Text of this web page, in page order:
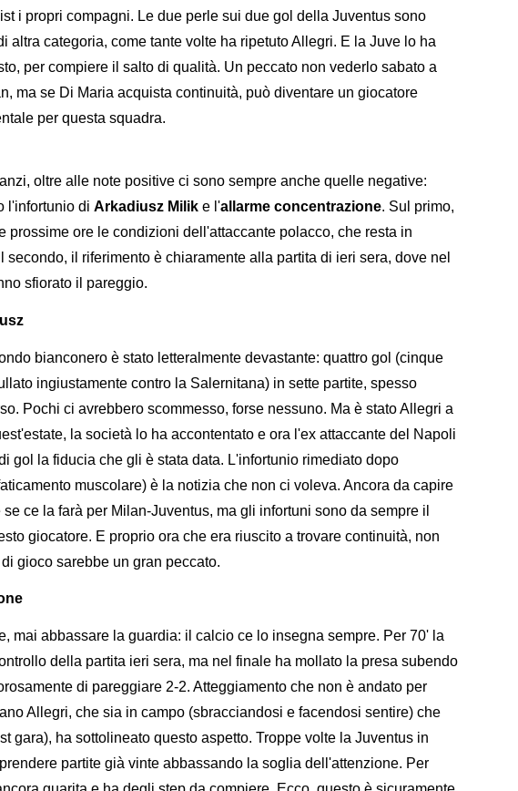
i propri compagni. Le due perle sui due gol della Juventus sono
altra categoria, come tante volte ha ripetuto Allegri. E la Juve lo ha
per compiere il salto di qualità. Un peccato non vederlo sabato a
ma se Di Maria acquista continuità, può diventare un giocatore
per questa squadra.
oltre alle note positive ci sono sempre anche quelle negative:
l'infortunio di Arkadiusz Milik e l'allarme concentrazione. Sul primo,
prossime ore le condizioni dell'attaccante polacco, che resta in
secondo, il riferimento è chiaramente alla partita di ieri sera, dove nel
sfiorato il pareggio.
bianconero è stato letteralmente devastante: quattro gol (cinque
ingiustamente contro la Salernitana) in sette partite, spesso
Pochi ci avrebbero scommesso, forse nessuno. Ma è stato Allegri a
la società lo ha accontentato e ora l'ex attaccante del Napoli
gol la fiducia che gli è stata data. L'infortunio rimediato dopo
muscolare) è la notizia che non ci voleva. Ancora da capire
ce la farà per Milan-Juventus, ma gli infortuni sono da sempre il
giocatore. E proprio ora che era riuscito a trovare continuità, non
gioco sarebbe un gran peccato.
mai abbassare la guardia: il calcio ce lo insegna sempre. Per 70' la
della partita ieri sera, ma nel finale ha mollato la presa subendo
di pareggiare 2-2. Atteggiamento che non è andato per
Allegri, che sia in campo (sbracciandosi e facendosi sentire) che
gara), ha sottolineato questo aspetto. Troppe volte la Juventus in
partite già vinte abbassando la soglia dell'attenzione. Per